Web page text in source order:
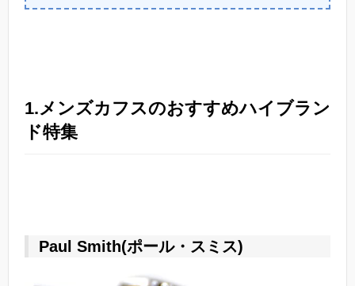
1.メンズカフスのおすすめハイブラン
ド特集
Paul Smith(ポール・スミス)